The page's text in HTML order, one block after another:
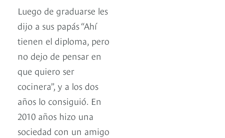
Luego de graduarse les
dijo a sus papás “Ahí
tienen el diploma, pero
no dejo de pensar en
que quiero ser
cocinera”, y a los dos
años lo consiguió. En
2010 años hizo una
sociedad con un amigo